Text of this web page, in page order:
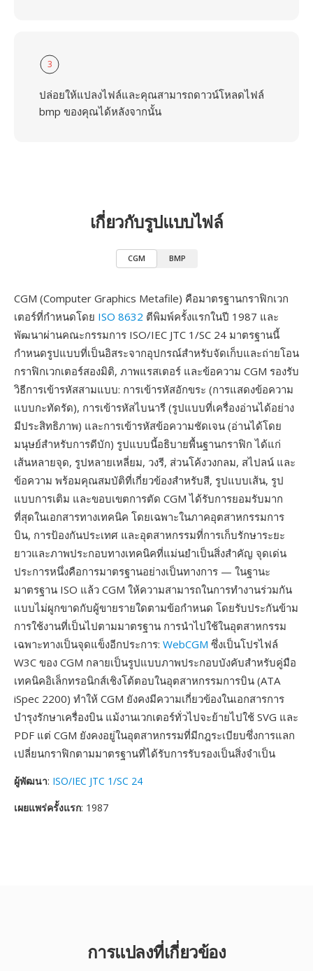
3
ปล่อยให้แปลงไฟล์และคุณสามารถดาวน์โหลดไฟล์
bmp ของคุณได้หลังจากนั้น
เกี่ยวกับรูปแบบไฟล์
CGM BMP
CGM (Computer Graphics Metafile) คือมาตรฐานกราฟิกเวก
เตอร์ที่กำหนดโดย ISO 8632 ตีพิมพ์ครั้งแรกในปี 1987 และ
พัฒนาผ่านคณะกรรมการ ISO/IEC JTC 1/SC 24 มาตรฐานนี้
กำหนดรูปแบบที่เป็นอิสระจากอุปกรณ์สำหรับจัดเก็บและถ่ายโอน
กราฟิกเวกเตอร์สองมิติ, ภาพแรสเตอร์ และข้อความ CGM รองรับ
วิธีการเข้ารหัสสามแบบ: การเข้ารหัสอักขระ (การแสดงข้อความ
แบบกะทัดรัด), การเข้ารหัสไบนารี (รูปแบบที่เครื่องอ่านได้อย่าง
มีประสิทธิภาพ) และการเข้ารหัสข้อความชัดเจน (อ่านได้โดย
มนุษย์สำหรับการดีบัก) รูปแบบนี้อธิบายพื้นฐานกราฟิก ได้แก่
เส้นหลายจุด, รูปหลายเหลี่ยม, วงรี, ส่วนโค้งวงกลม, สไปลน์ และ
ข้อความ พร้อมคุณสมบัติที่เกี่ยวข้องสำหรับสี, รูปแบบเส้น, รูป
แบบการเติม และขอบเขตการตัด CGM ได้รับการยอมรับมาก
ที่สุดในเอกสารทางเทคนิค โดยเฉพาะในภาคอุตสาหกรรมการ
บิน, การป้องกันประเทศ และอุตสาหกรรมที่การเก็บรักษาระยะ
ยาวและภาพประกอบทางเทคนิคที่แม่นยำเป็นสิ่งสำคัญ จุดเด่น
ประการหนึ่งคือการมาตรฐานอย่างเป็นทางการ — ในฐานะ
มาตรฐาน ISO แล้ว CGM ให้ความสามารถในการทำงานร่วมกัน
แบบไม่ผูกขาดกับผู้ขายรายใดตามข้อกำหนด โดยรับประกันข้าม
การใช้งานที่เป็นไปตามมาตรฐาน การนำไปใช้ในอุตสาหกรรม
เฉพาะทางเป็นจุดแข็งอีกประการ: WebCGM ซึ่งเป็นโปรไฟล์
W3C ของ CGM กลายเป็นรูปแบบภาพประกอบบังคับสำหรับคู่มือ
เทคนิคอิเล็กทรอนิกส์เชิงโต้ตอบในอุตสาหกรรมการบิน (ATA
iSpec 2200) ทำให้ CGM ยังคงมีความเกี่ยวข้องในเอกสารการ
บำรุงรักษาเครื่องบิน แม้งานเวกเตอร์ทั่วไปจะย้ายไปใช้ SVG และ
PDF แต่ CGM ยังคงอยู่ในอุตสาหกรรมที่มีกฎระเบียบซึ่งการแลก
เปลี่ยนกราฟิกตามมาตรฐานที่ได้รับการรับรองเป็นสิ่งจำเป็น
ผู้พัฒนา: ISO/IEC JTC 1/SC 24
เผยแพร่ครั้งแรก: 1987
การแปลงที่เกี่ยวข้อง